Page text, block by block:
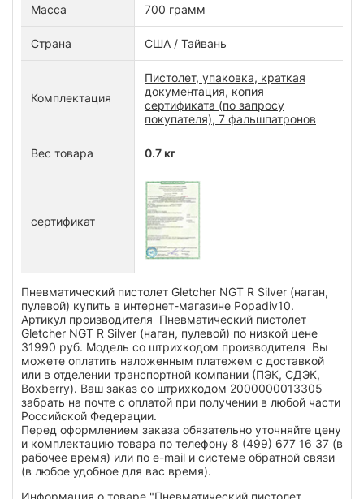
Масса 700 грамм
Страна США / Тайвань
Комплектация
Пистолет, упаковка, краткая
документация, копия
сертификата (по запросу
покупателя), 7 фальшпатронов
Вес товара 0.7 кг
сертификат
Пневматический пистолет Gletcher NGT R Silver (наган,
пулевой) купить в интернет-магазине Popadiv10.
Артикул производителя Пневматический пистолет
Gletcher NGT R Silver (наган, пулевой) по низкой цене
31990 руб. Модель со штрихкодом производителя Вы
можете оплатить наложенным платежем с доставкой
или в отделении транспортной компании (ПЭК, СДЭК,
Boxberry). Ваш заказ со штрихкодом 2000000013305
забрать на почте с оплатой при получении в любой части
Российской Федерации.
Перед оформлением заказа обязательно уточняйте цену
и комплектацию товара по телефону 8 (499) 677 16 37 (в
рабочее время) или по e-mail и системе обратной связи
(в любое удобное для вас время).
Информация о товаре "Пневматический пистолет